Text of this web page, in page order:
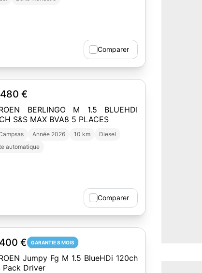
Comparer
€
BERLINGO M 1.5 BLUEHDI
S&S MAX BVA8 5 PLACES
Année 2026 10 km
Diesel
automatique
Comparer
€ GARANTIE 8 MOIS
Jumpy Fg M 1.5 BlueHDi 120ch
Pack Driver